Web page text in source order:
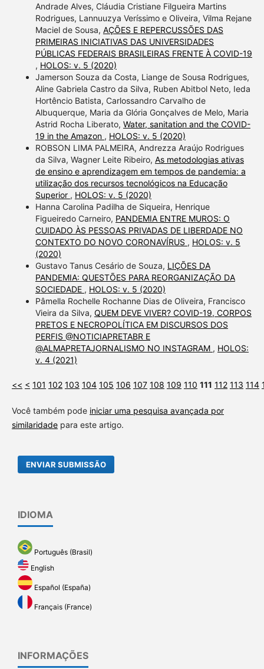
Andrade Alves, Cláudia Cristiane Filgueira Martins
Rodrigues, Lannuuzya Veríssimo e Oliveira, Vilma Rejane
Maciel de Sousa, AÇÕES E REPERCUSSÕES DAS
PRIMEIRAS INICIATIVAS DAS UNIVERSIDADES
PÚBLICAS FEDERAIS BRASILEIRAS FRENTE À COVID-19
, HOLOS: v. 5 (2020)
Jamerson Souza da Costa, Liange de Sousa Rodrigues,
Aline Gabriela Castro da Silva, Ruben Abitbol Neto, Ieda
Hortêncio Batista, Carlossandro Carvalho de
Albuquerque, Maria da Glória Gonçalves de Melo, Maria
Astrid Rocha Liberato, Water, sanitation and the COVID-
19 in the Amazon , HOLOS: v. 5 (2020)
ROBSON LIMA PALMEIRA, Andrezza Araújo Rodrigues
da Silva, Wagner Leite Ribeiro, As metodologias ativas
de ensino e aprendizagem em tempos de pandemia: a
utilização dos recursos tecnológicos na Educação
Superior , HOLOS: v. 5 (2020)
Hanna Carolina Padilha de Siqueira, Henrique
Figueiredo Carneiro, PANDEMIA ENTRE MUROS: O
CUIDADO ÀS PESSOAS PRIVADAS DE LIBERDADE NO
CONTEXTO DO NOVO CORONAVÍRUS , HOLOS: v. 5
(2020)
Gustavo Tanus Cesário de Souza, LIÇÕES DA
PANDEMIA: QUESTÕES PARA REORGANIZAÇÃO DA
SOCIEDADE , HOLOS: v. 5 (2020)
Pâmella Rochelle Rochanne Dias de Oliveira, Francisco
Vieira da Silva, QUEM DEVE VIVER? COVID-19, CORPOS
PRETOS E NECROPOLÍTICA EM DISCURSOS DOS
PERFIS @NOTICIAPRETABR E
@ALMAPRETAJORNALISMO NO INSTAGRAM , HOLOS:
v. 4 (2021)
<< < 101 102 103 104 105 106 107 108 109 110 111 112 113 114
Você também pode iniciar uma pesquisa avançada por
similaridadepara este artigo.
ENVIAR SUBMISSÃO
IDIOMA
Português (Brasil)
English
Español (España)
Français (France)
INFORMAÇÕES